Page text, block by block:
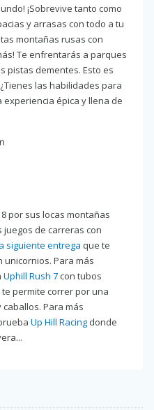
¡Sobrevive tanto como
y arrasas con todo a tu
montañas rusas con
Te enfrentarás a parques
pistas dementes. Esto es
las habilidades para
épica y llena de
por sus locas montañas
juegos de carreras con
siguiente entrega que te
Para más
Uphill Rush 7 con tubos
te permite correr por una
Para más
Up Hill Racing donde